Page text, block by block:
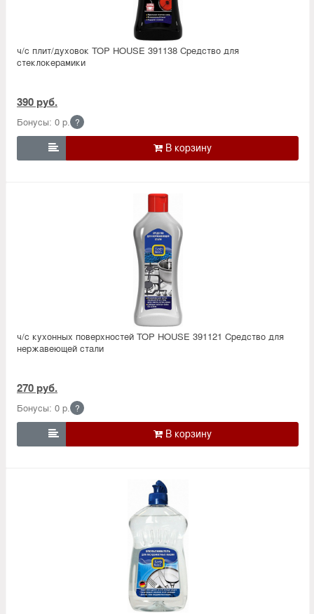
ч/с плит/духовок TOP HOUSE 391138 Средство для
стеклокерамики
390 руб.
Бонусы: 0 р. ?

ч/с кухонных поверхностей TOP HOUSE 391121 Средство для
нержавеющей стали
270 руб.
Бонусы: 0 р. ?
